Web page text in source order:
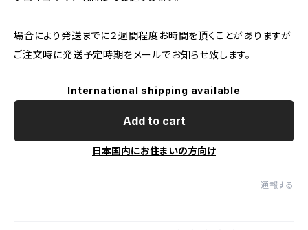
場合により発送までに２週間程度お時間を頂くことがありますが
ご注文時に発送予定時期をメールでお知らせ致します。
International shipping available
Add to cart
日本国内にお住まいの方向け
通報する